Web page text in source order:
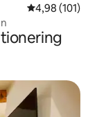
4,98 av 5 i
4,98 (101)